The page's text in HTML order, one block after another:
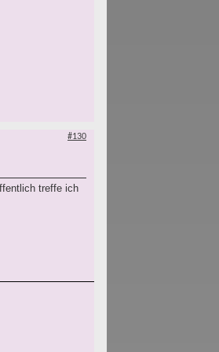
#130
treffe ich